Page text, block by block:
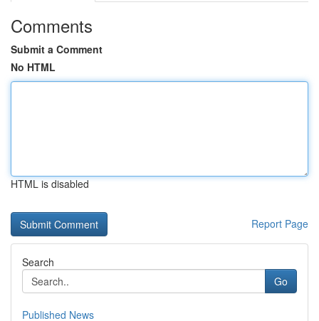
Comments
Submit a Comment
No HTML
HTML is disabled
Report Page
Search
Go
Published News